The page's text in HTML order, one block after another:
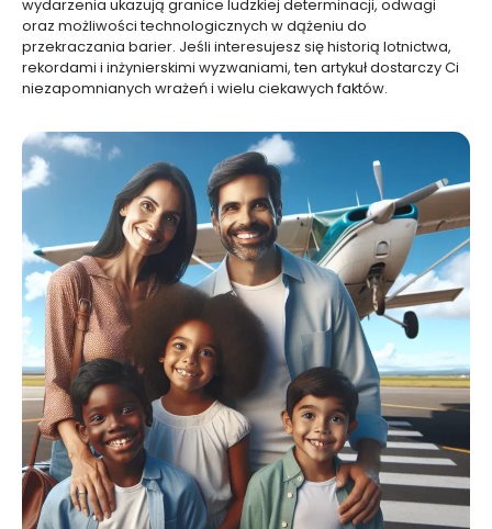
wydarzenia ukazują granice ludzkiej determinacji, odwagi
oraz możliwości technologicznych w dążeniu do
przekraczania barier. Jeśli interesujesz się historią lotnictwa,
rekordami i inżynierskimi wyzwaniami, ten artykuł dostarczy Ci
niezapomnianych wrażeń i wielu ciekawych faktów.